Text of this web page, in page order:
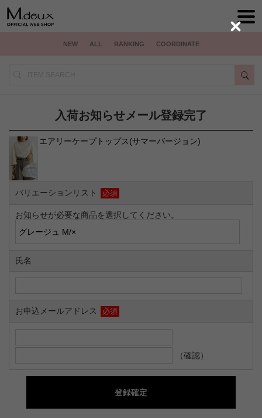
NEW ALL RANKING COORDINATE
入荷お知らせメール登録完了
エアリーケープトップス(サマーバージョン)
バリエーションリスト 必須
お知らせが必要な商品を選択してください。
氏名
お申込メールアドレス 必須
（確認）
Close